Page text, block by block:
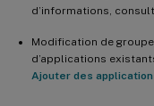
d’informations,
Modification de
d’applications
Ajouter des